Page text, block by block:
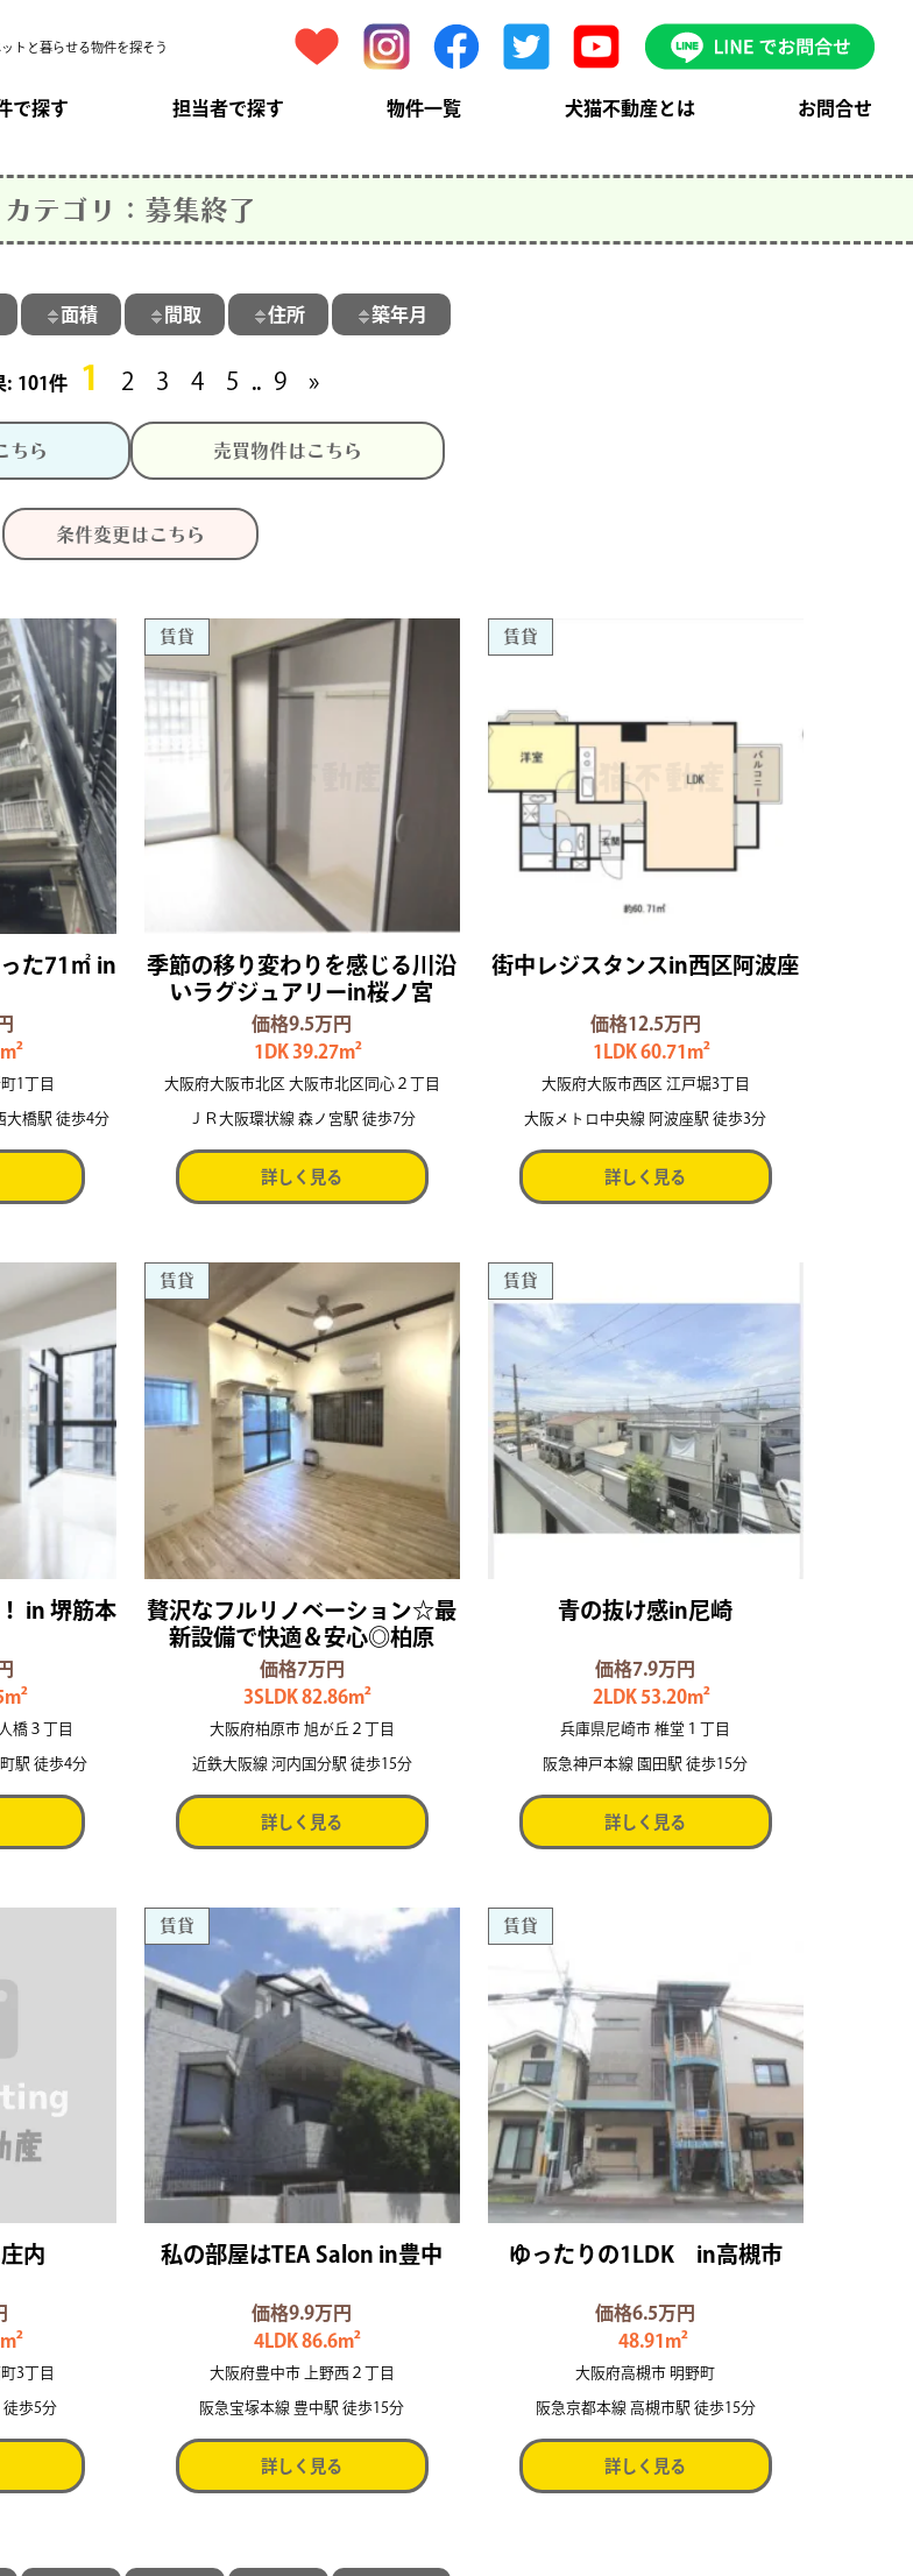
トと暮らせる物件を探そう
で探す 担当者で探す 物件一覧 犬猫不動産とは お問合せ
カテゴリ：募集終了
面積 間取 住所 築年月
101件 1 2 3 4 5 .. 9 »
ちら 売買物件はこちら
条件変更はこちら
た71㎡ in
1丁目
大橋駅 徒歩4分
賃貸
季節の移り変わりを感じる川沿
いラグジュアリーin桜ノ宮
価格9.5万円
1DK 39.27m²
大阪府大阪市北区 大阪市北区同心２丁目
ＪＲ大阪環状線 森ノ宮駅 徒歩7分
詳しく見る
賃貸
街中レジスタンスin西区阿波座
価格12.5万円
1LDK 60.71m²
大阪府大阪市西区 江戸堀3丁目
大阪メトロ中央線 阿波座駅 徒歩3分
詳しく見る
in 堺筋本
橋３丁目
駅 徒歩4分
賃貸
贅沢なフルリノベーション☆最
新設備で快適＆安心◎柏原
価格7万円
3SLDK 82.86m²
大阪府柏原市 旭が丘２丁目
近鉄大阪線 河内国分駅 徒歩15分
詳しく見る
賃貸
青の抜け感in尼崎
価格7.9万円
2LDK 53.20m²
兵庫県尼崎市 椎堂１丁目
阪急神戸本線 園田駅 徒歩15分
詳しく見る
内
3丁目
徒歩5分
賃貸
私の部屋はTEA Salon in豊中
価格9.9万円
4LDK 86.6m²
大阪府豊中市 上野西２丁目
阪急宝塚本線 豊中駅 徒歩15分
詳しく見る
賃貸
ゆったりの1LDK in高槻市
価格6.5万円
48.91m²
大阪府高槻市 明野町
阪急京都本線 高槻市駅 徒歩15分
詳しく見る